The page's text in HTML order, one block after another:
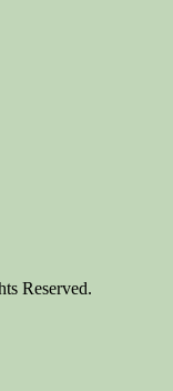
Reserved.